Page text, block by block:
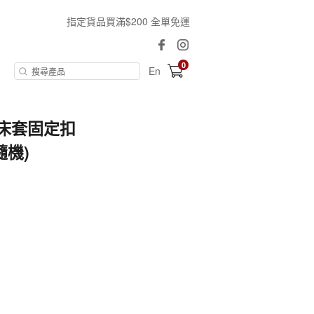
指定貨品買滿$200 全單免運
En 0
套固定扣
機)